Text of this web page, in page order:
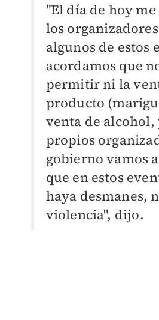
"El día de hoy
los
algunos de estos
acordamos que
permitir ni la
producto
venta de alcohol,
propios
gobierno vamos
que en estos
haya desmanes,
violencia", dijo.